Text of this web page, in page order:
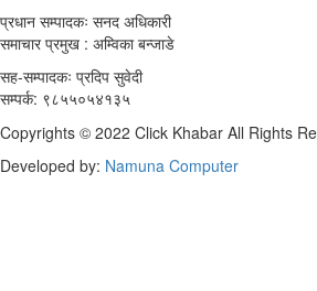
प्रधान सम्पादकः सनद अधिकारी
समाचार प्रमुख : अम्विका बन्जाडे
सह-सम्पादकः प्रदिप सुवेदी
सम्पर्क: ९८५५०५४१३५
Copyrights © 2022 Click Khabar All Rights
Developed by: Namuna Computer